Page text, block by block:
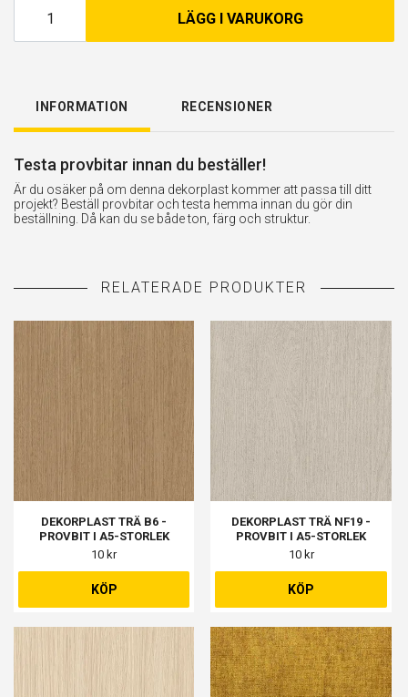
LÄGG I VARUKORG
INFORMATION RECENSIONER
Testa provbitar innan du beställer!
Är du osäker på om denna dekorplast kommer att passa till ditt
projekt? Beställ provbitar och testa hemma innan du gör din
beställning. Då kan du se både ton, färg och struktur.
DEKORPLAST TRÄ B6 -
PROVBIT I A5-STORLEK
10 kr
KÖP
DEKORPLAST TRÄ NF19 -
PROVBIT I A5-STORLEK
10 kr
KÖP